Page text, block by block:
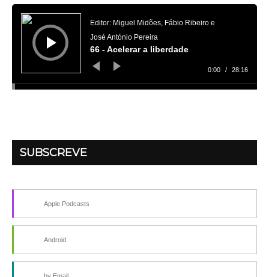
Reprodutor
áudio
Editor: Miguel Midões, Fábio Ribeiro e
José António Pereira
66 - Acelerar a liberdade
0:00 / 28:16
SUBSCREVE
Apple Podcasts
Android